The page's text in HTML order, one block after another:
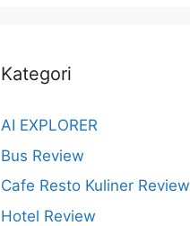
Kategori
AI EXPLORER
Bus Review
Cafe Resto Kuliner Review
Hotel Review